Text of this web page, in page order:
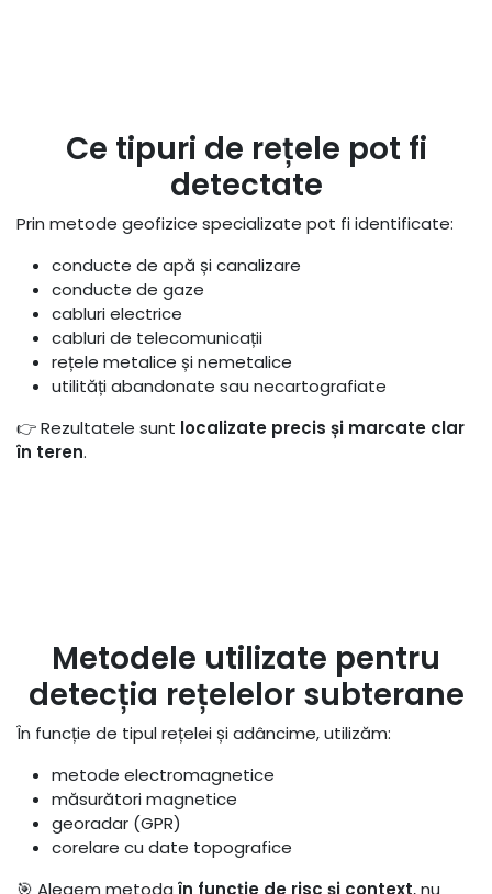
Ce tipuri de rețele pot fi
detectate
Prin metode geofizice specializate pot fi identificate:
conducte de apă și canalizare
conducte de gaze
cabluri electrice
cabluri de telecomunicații
rețele metalice și nemetalice
utilități abandonate sau necartografiate
👉 Rezultatele sunt localizate precis și marcate clar
în teren.
Metodele utilizate pentru
detecția rețelelor subterane
În funcție de tipul rețelei și adâncime, utilizăm:
metode electromagnetice
măsurători magnetice
georadar (GPR)
corelare cu date topografice
🎯 Alegem metoda în funcție de risc și context, nu